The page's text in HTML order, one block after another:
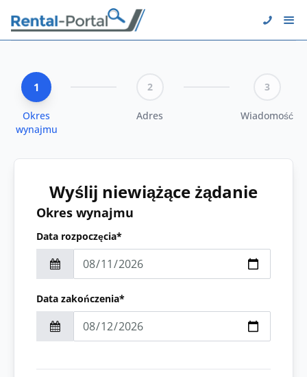
1
Okres
wynajmu
2
Adres
3
Wiadomość
Wyślij niewiążące żądanie
Okres wynajmu
Data rozpoczęcia*
Data zakończenia*